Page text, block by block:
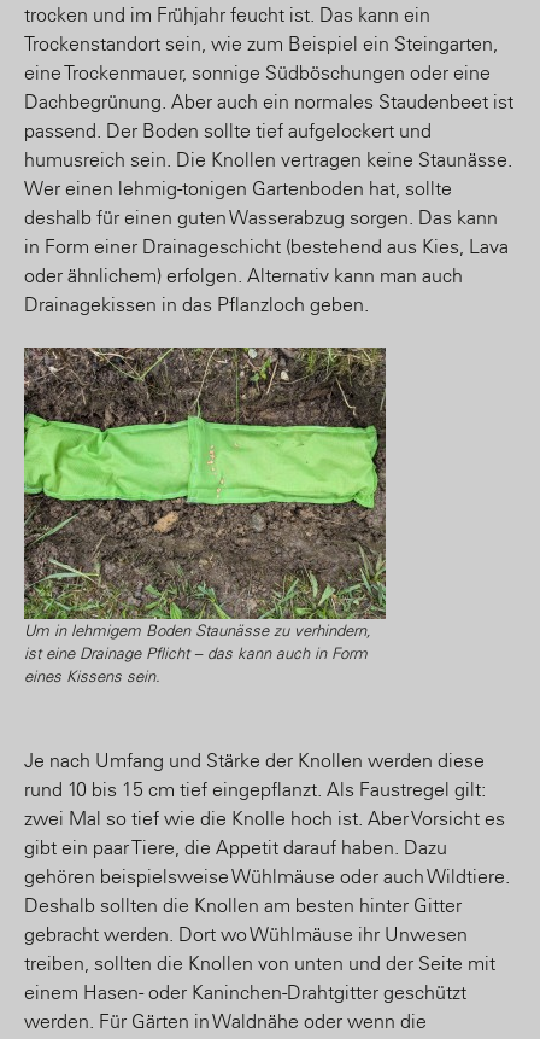
trocken und im Frühjahr feucht ist. Das kann ein
Trockenstandort sein, wie zum Beispiel ein Steingarten,
eine Trockenmauer, sonnige Südböschungen oder eine
Dachbegrünung. Aber auch ein normales Staudenbeet ist
passend. Der Boden sollte tief aufgelockert und
humusreich sein. Die Knollen vertragen keine Staunässe.
Wer einen lehmig-tonigen Gartenboden hat, sollte
deshalb für einen guten Wasserabzug sorgen. Das kann
in Form einer Drainageschicht (bestehend aus Kies, Lava
oder ähnlichem) erfolgen. Alternativ kann man auch
Drainagekissen in das Pflanzloch geben.
Um in lehmigem Boden Staunässe zu verhindern,
ist eine Drainage Pflicht – das kann auch in Form
eines Kissens sein.
Je nach Umfang und Stärke der Knollen werden diese
rund 10 bis 15 cm tief eingepflanzt. Als Faustregel gilt:
zwei Mal so tief wie die Knolle hoch ist. Aber Vorsicht es
gibt ein paar Tiere, die Appetit darauf haben. Dazu
gehören beispielsweise Wühlmäuse oder auch Wildtiere.
Deshalb sollten die Knollen am besten hinter Gitter
gebracht werden. Dort wo Wühlmäuse ihr Unwesen
treiben, sollten die Knollen von unten und der Seite mit
einem Hasen- oder Kaninchen-Drahtgitter geschützt
werden. Für Gärten in Waldnähe oder wenn die